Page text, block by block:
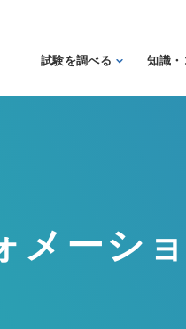
試験を調べる 知識・
メーシ